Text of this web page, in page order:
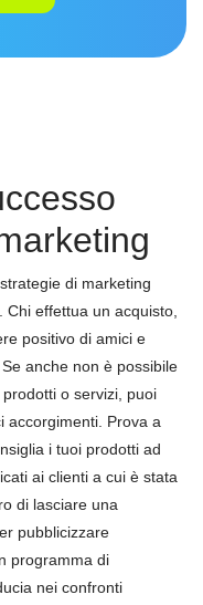
di marketing
effettua un acquisto,
positivo di amici e
anche non è possibile
o servizi, puoi
accorgimenti. Prova a
i tuoi prodotti ad
ai clienti a cui è stata
di lasciare una
pubblicizzare
programma di
nei confronti